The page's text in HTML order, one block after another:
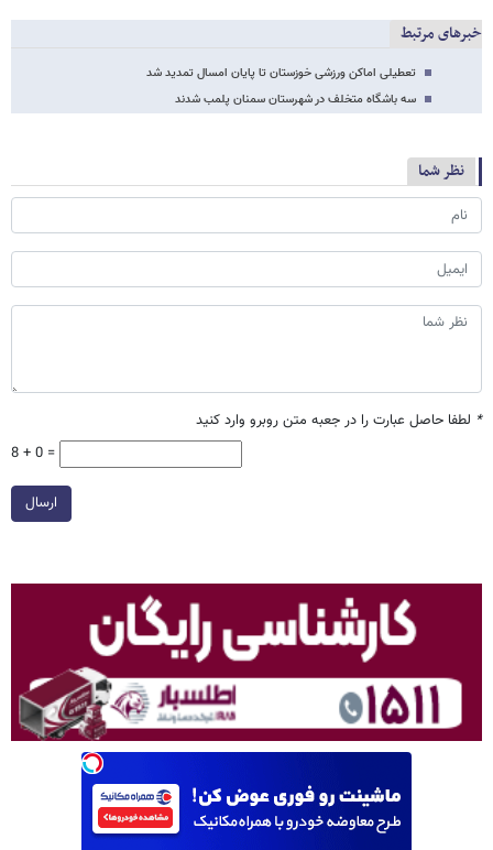
خبرهای مرتبط
تعطیلی اماکن ورزشی خوزستان تا پایان امسال تمدید شد
سه باشگاه متخلف در شهرستان سمنان پلمب شدند
نظر شما
* لطفا حاصل عبارت را در جعبه متن روبرو وارد کنید
8 + 0 =
ارسال